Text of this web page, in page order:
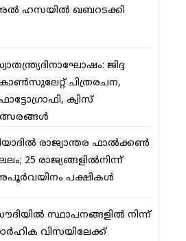
ഹസയില്‍ ഖബറടക്കി
ജിദ്ദ
ചിത്രരചന,
ക്വിസ്
രാജ്യാന്തര ഫാല്‍ക്കണ്‍
25 രാജ്യങ്ങളില്‍നിന്ന്
പക്ഷികള്‍
സ്ഥാപനങ്ങളില്‍ നിന്ന്
വിസയിലേക്ക്